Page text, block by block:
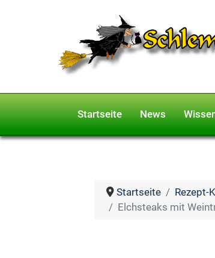
Startseite News
Startseite Rezept-
Elchsteaks mit